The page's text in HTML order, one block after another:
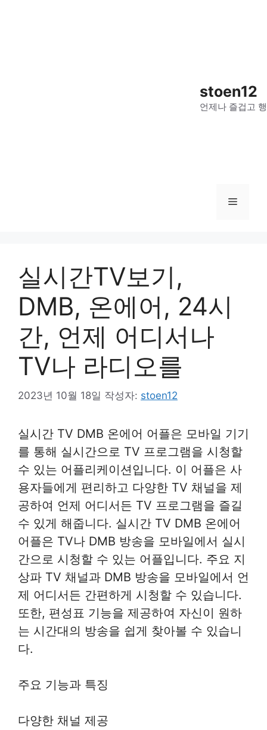
stoen12
언제나 즐겁고
메
실시간TV보기,
DMB, 온에어, 24시
간, 언제 어디서나
TV나 라디오를
2023년 10월 18일 작성자: stoen12
실시간 TV DMB 온에어 어플은 모바일 기기
를 통해 실시간으로 TV 프로그램을 시청할
수 있는 어플리케이션입니다. 이 어플은 사
용자들에게 편리하고 다양한 TV 채널을 제
공하여 언제 어디서든 TV 프로그램을 즐길
수 있게 해줍니다. 실시간 TV DMB 온에어
어플은 TV나 DMB 방송을 모바일에서 실시
간으로 시청할 수 있는 어플입니다. 주요 지
상파 TV 채널과 DMB 방송을 모바일에서 언
제 어디서든 간편하게 시청할 수 있습니다.
또한, 편성표 기능을 제공하여 자신이 원하
는 시간대의 방송을 쉽게 찾아볼 수 있습니
다.
주요 기능과 특징
다양한 채널 제공